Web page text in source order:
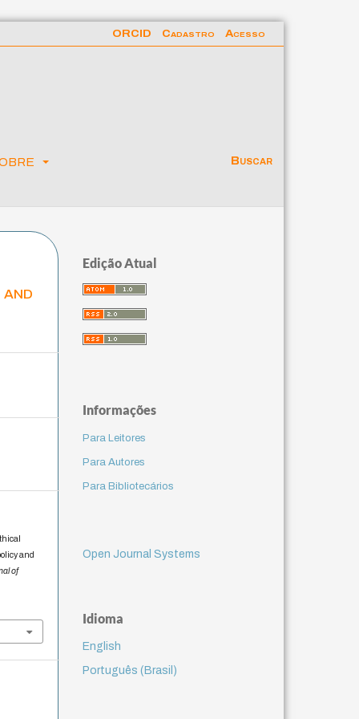
Buscar
ORCID Cadastro Acesso
and
of
Edição Atual
Informações
Para Leitores
Para Autores
Para Bibliotecários
Open Journal Systems
Idioma
English
Português (Brasil)